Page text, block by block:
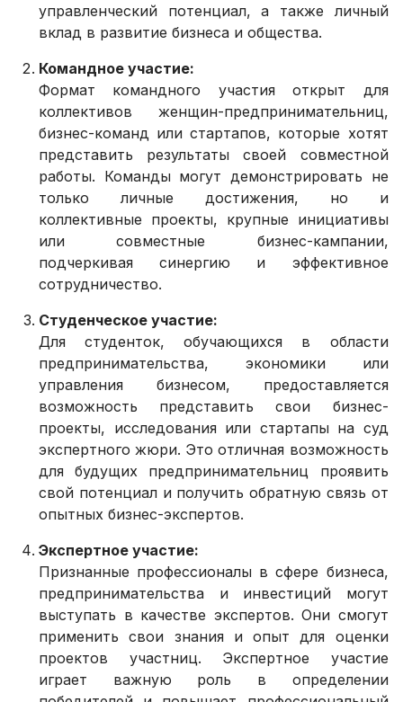
управленческий потенциал, а также личный
вклад в развитие бизнеса и общества.
Командное участие:
Формат командного участия открыт для
коллективов женщин-предпринимательниц,
бизнес-команд или стартапов, которые хотят
представить результаты своей совместной
работы. Команды могут демонстрировать не
только личные достижения, но и
коллективные проекты, крупные инициативы
или совместные бизнес-кампании,
подчеркивая синергию и эффективное
сотрудничество.
Студенческое участие:
Для студенток, обучающихся в области
предпринимательства, экономики или
управления бизнесом, предоставляется
возможность представить свои бизнес-
проекты, исследования или стартапы на суд
экспертного жюри. Это отличная возможность
для будущих предпринимательниц проявить
свой потенциал и получить обратную связь от
опытных бизнес-экспертов.
Экспертное участие:
Признанные профессионалы в сфере бизнеса,
предпринимательства и инвестиций могут
выступать в качестве экспертов. Они смогут
применить свои знания и опыт для оценки
проектов участниц. Экспертное участие
играет важную роль в определении